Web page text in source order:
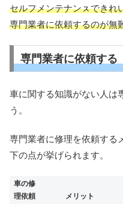
セルフメンテナンㇲできれ
専門業者に依頼するのが無
専門業者に依頼する
車に関する知識がない人は
う。
専門業者に修理を依頼する
下の点が挙げられます。
車の修
理依頼
メリット